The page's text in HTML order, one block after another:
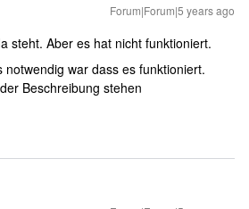
Forum|Forum|5 years ago
steht. Aber es hat nicht funktioniert.
war dass es funktioniert.
Beschreibung stehen